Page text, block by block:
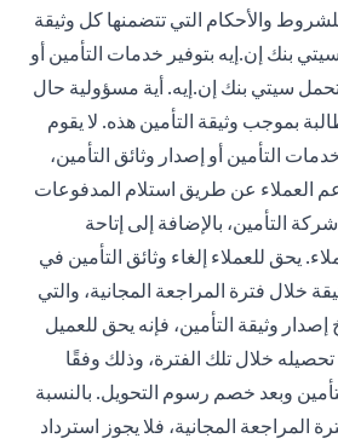
والأحكام التي تتضمنها كل وثيقة
بنك إن.إيه بتوفير خدمات التأمين أو
سيتي بنك إن.إيه. أية مسؤولية حال
بموجب وثيقة التأمين هذه. لا يقوم
التأمين أو إصدار وثائق التأمين،
العملاء عن طريق استلام المدفوعات
التأمين، بالإضافة إلى إتاحة
يحق للعملاء إلغاء وثائق التأمين في
خلال فترة المراجعة المجانية، والتي
من تاريخ إصدار وثيقة التأمين، فإنه يحق للعميل
خلال تلك الفترة، وذلك وفقًا
وبعد خصم رسوم التحويل. بالنسبة
المراجعة المجانية، فلا يجوز استرداد